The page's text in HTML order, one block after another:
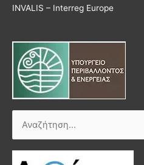
INVALIS – Interreg Europe
Αναζήτηση